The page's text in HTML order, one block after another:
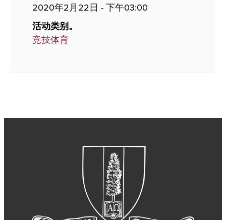
2020年2月22日 - 下午03:00
活动类别。
竞技体育